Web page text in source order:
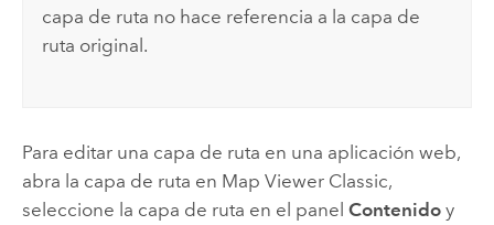
capa de ruta no hace referencia a la capa de
ruta original.
Para editar una capa de ruta en una aplicación web,
abra la capa de ruta en Map Viewer Classic,
seleccione la capa de ruta en el panel Contenidoy